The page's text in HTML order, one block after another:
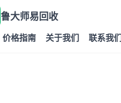
鲁大师易回收
价格指南 关于我们 联系我